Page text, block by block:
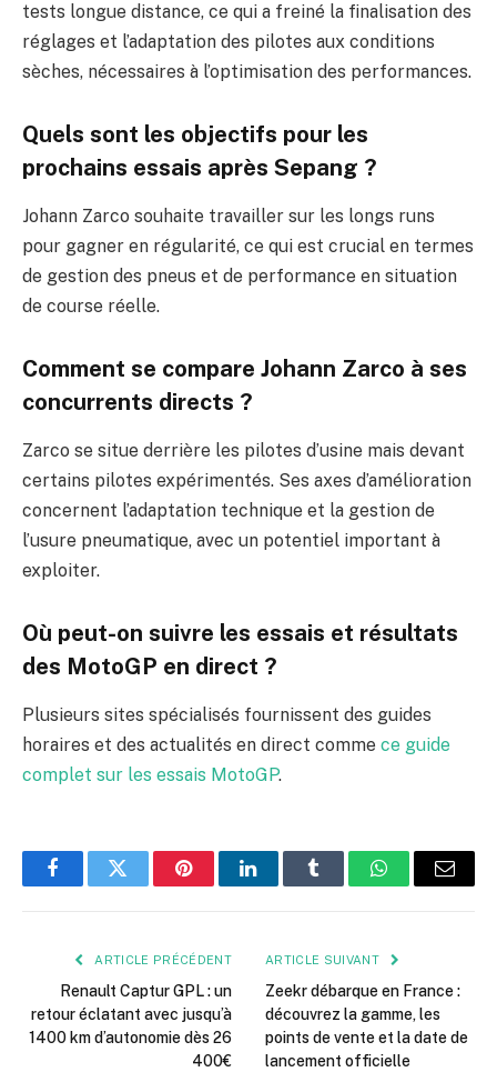
tests longue distance, ce qui a freiné la finalisation des
réglages et l’adaptation des pilotes aux conditions
sèches, nécessaires à l’optimisation des performances.
Quels sont les objectifs pour les
prochains essais après Sepang ?
Johann Zarco souhaite travailler sur les longs runs
pour gagner en régularité, ce qui est crucial en termes
de gestion des pneus et de performance en situation
de course réelle.
Comment se compare Johann Zarco à ses
concurrents directs ?
Zarco se situe derrière les pilotes d’usine mais devant
certains pilotes expérimentés. Ses axes d’amélioration
concernent l’adaptation technique et la gestion de
l’usure pneumatique, avec un potentiel important à
exploiter.
Où peut-on suivre les essais et résultats
des MotoGP en direct ?
Plusieurs sites spécialisés fournissent des guides
horaires et des actualités en direct comme ce guide
complet sur les essais MotoGP.
FacebookTwitter PinterestLinkedInTumblr WhatsApp
E-
ARTICLE PRÉCÉDENT
Renault Captur GPL : un
retour éclatant avec jusqu’à
1400 km d’autonomie dès 26
400€
ARTICLE SUIVANT
Zeekr débarque en France :
découvrez la gamme, les
points de vente et la date de
lancement officielle